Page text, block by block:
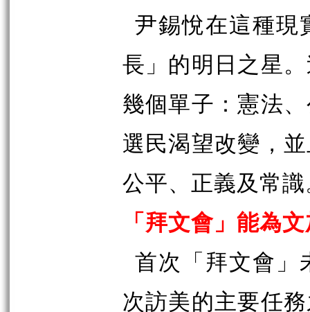
尹錫悅在這種現
長」的明日之星
幾個單子：憲法
選民渴望改變，
公平、正義及常
「拜文會」能為
首次「拜文會」
次訪美的主要任